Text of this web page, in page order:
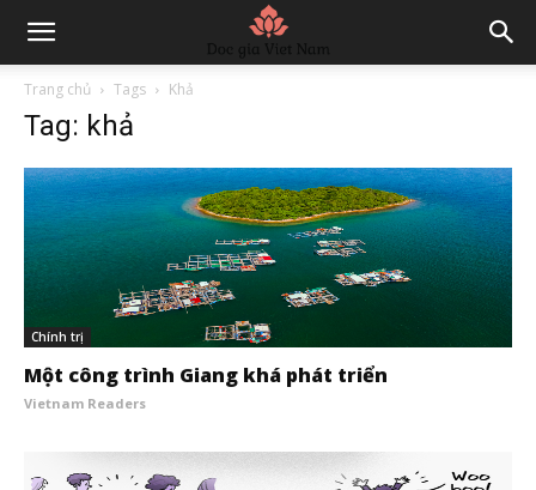
Trang chủ Tags Khả
Tag: khả
Chính trị
Một công trình Giang khá phát triển
Vietnam Readers